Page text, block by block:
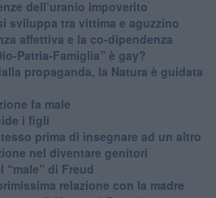
dell’uranio impoverito
sviluppa tra vittima e aguzzino
affettiva e la co-dipendenza
Patria-Famiglia” è gay?
propaganda, la Natura è guidata
fa male
i figli
prima di insegnare ad un altro
nel diventare genitori
di Freud
relazione con la madre